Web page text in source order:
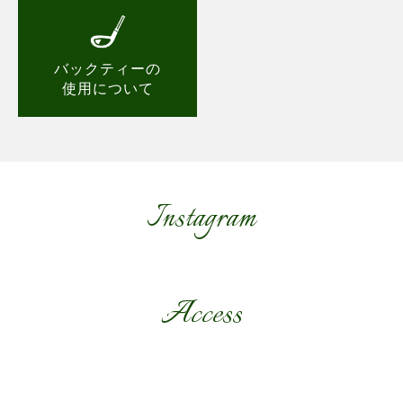
バックティーの
使用について
Instagram
Access